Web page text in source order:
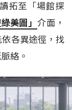
拓至「場館探
綠美圖」介面，
各異途徑，找
絡。